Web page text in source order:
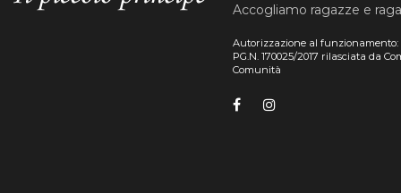
Accogliamo ragazze e
Autorizzazione al funzionamento:
PG.N. 170025/2017 rilasciata da
Comunità